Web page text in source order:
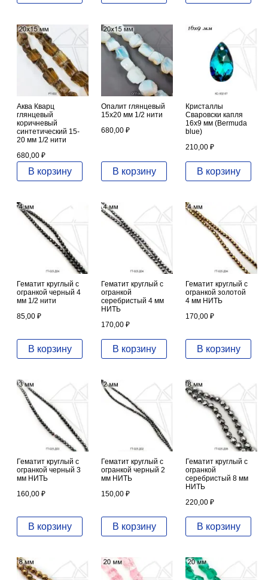
Аква Кварц
глянцевый
коричневый
синтетический 15-
20 мм 1/2 нити
680,00 ₽
В корзину
Опалит глянцевый
15х20 мм 1/2 нити
680,00 ₽
В корзину
Кристаллы
Сваровски капля
16х9 мм (Bermuda
blue)
210,00 ₽
В корзину
Гематит круглый с
огранкой черный 4
мм 1/2 нити
85,00 ₽
В корзину
Гематит круглый с
огранкой
серебристый 4 мм
НИТЬ
170,00 ₽
В корзину
Гематит круглый с
огранкой золотой
4 мм НИТЬ
170,00 ₽
В корзину
Гематит круглый с
огранкой черный 3
мм НИТЬ
160,00 ₽
В корзину
Гематит круглый с
огранкой черный 2
мм НИТЬ
150,00 ₽
В корзину
Гематит круглый с
огранкой
серебристый 8 мм
НИТЬ
220,00 ₽
В корзину